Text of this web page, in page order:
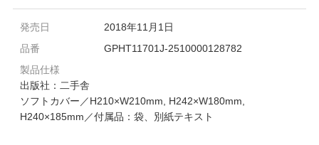
発売日
2018年11月1日
品番
GPHT11701J-2510000128782
製品仕様
出版社：二手舎
ソフトカバー／H210×W210mm, H242×W180mm,
H240×185mm／付属品：袋、別紙テキスト